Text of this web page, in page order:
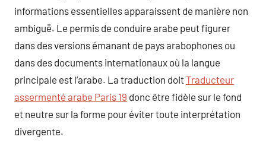
informations essentielles apparaissent de manière non
ambiguë. Le permis de conduire arabe peut figurer
dans des versions émanant de pays arabophones ou
dans des documents internationaux où la langue
principale est l’arabe. La traduction doitTraducteur
assermenté arabe Paris 19 donc être fidèle sur le fond
et neutre sur la forme pour éviter toute interprétation
divergente.